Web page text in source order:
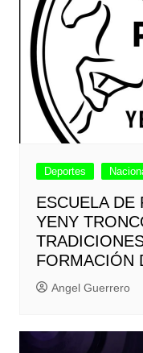
Deportes
ESCUELA DE
YENY
FORMACIÓN
Angel Guerrero